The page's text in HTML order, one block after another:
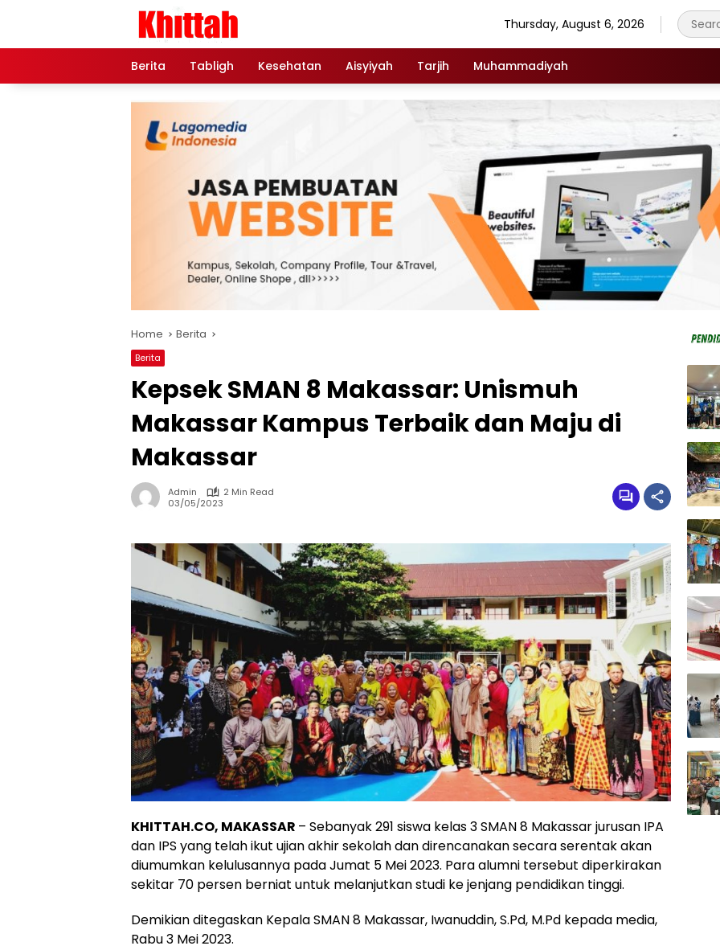
Thursday, August 6, 2026
Berita Tabligh Kesehatan Aisyiyah Tarjih Muhammadiyah
Home Berita
Berita
Kepsek SMAN 8 Makassar: Unismuh
Makassar Kampus Terbaik dan Maju di
Makassar
Admin
2 Min Read
03/05/2023
KHITTAH.CO, MAKASSAR – Sebanyak 291 siswa kelas 3 SMAN 8 Makassar jurusan IPA
dan IPS yang telah ikut ujian akhir sekolah dan direncanakan secara serentak akan
diumumkan kelulusannya pada Jumat 5 Mei 2023. Para alumni tersebut diperkirakan
sekitar 70 persen berniat untuk melanjutkan studi ke jenjang pendidikan tinggi.
Demikian ditegaskan Kepala SMAN 8 Makassar, Iwanuddin, S.Pd, M.Pd kepada media,
Rabu 3 Mei 2023.